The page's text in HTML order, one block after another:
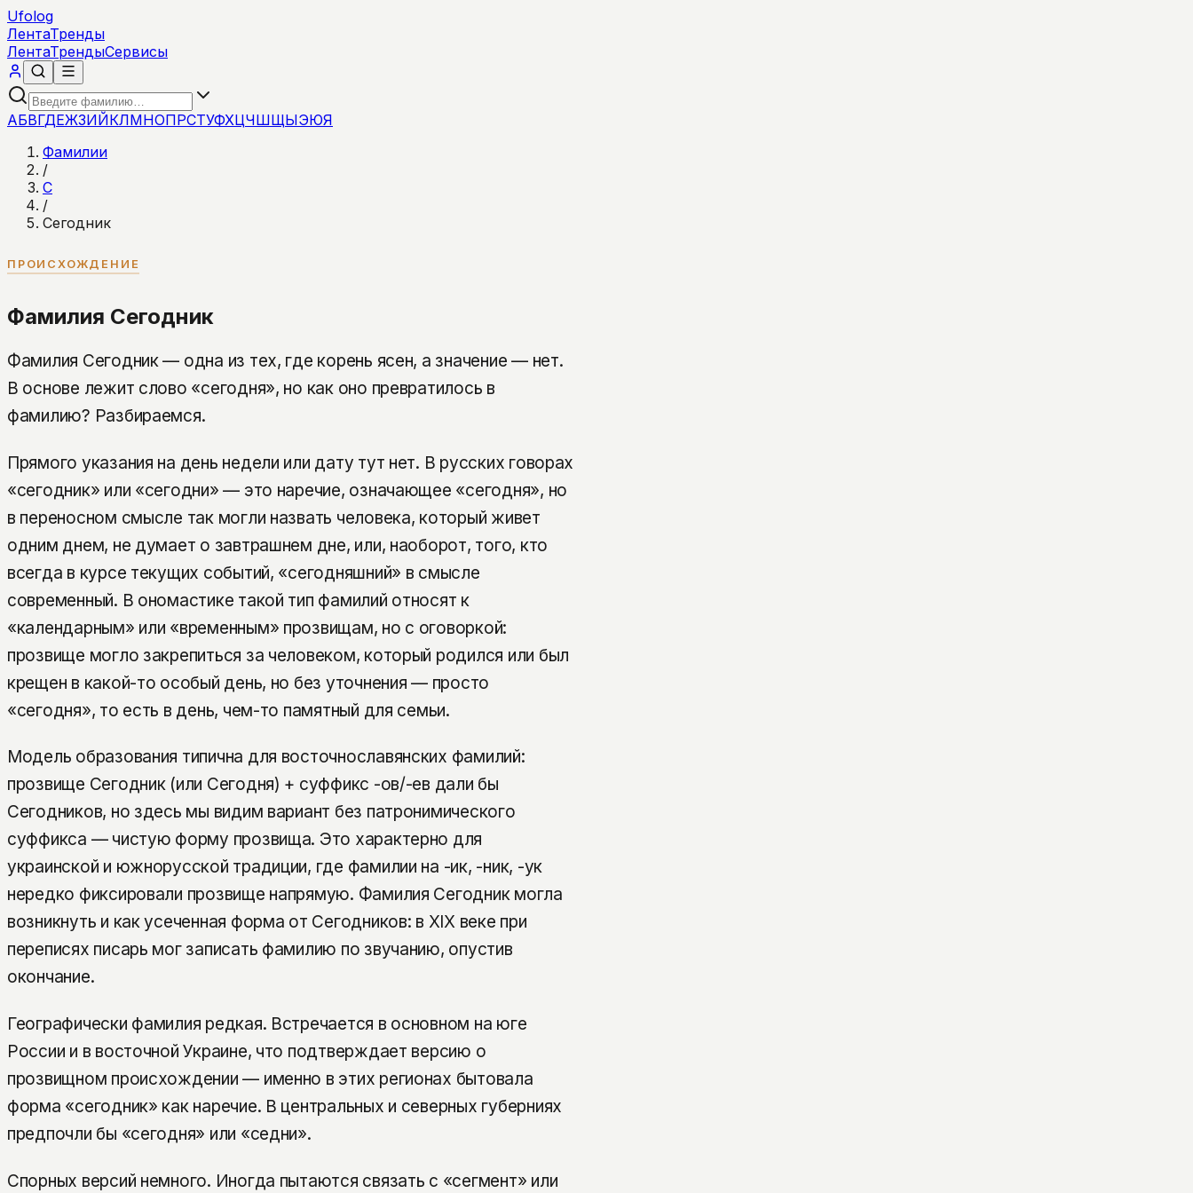
Ufolog
ЛентаТренды
ЛентаТрендыСервисы
АБВГДЕЖЗИЙКЛМНОПРСТУФХЦЧШЩЫЭЮЯ
Фамилии
/
С
/
Сегодник
ПРОИСХОЖДЕНИЕ
Фамилия Сегодник
Фамилия Сегодник — одна из тех, где корень ясен, а значение — нет.
В основе лежит слово «сегодня», но как оно превратилось в
фамилию? Разбираемся.
Прямого указания на день недели или дату тут нет. В русских говорах
«сегодник» или «сегодни» — это наречие, означающее «сегодня», но
в переносном смысле так могли назвать человека, который живет
одним днем, не думает о завтрашнем дне, или, наоборот, того, кто
всегда в курсе текущих событий, «сегодняшний» в смысле
современный. В ономастике такой тип фамилий относят к
«календарным» или «временным» прозвищам, но с оговоркой:
прозвище могло закрепиться за человеком, который родился или был
крещен в какой-то особый день, но без уточнения — просто
«сегодня», то есть в день, чем-то памятный для семьи.
Модель образования типична для восточнославянских фамилий:
прозвище Сегодник (или Сегодня) + суффикс -ов/-ев дали бы
Сегодников, но здесь мы видим вариант без патронимического
суффикса — чистую форму прозвища. Это характерно для
украинской и южнорусской традиции, где фамилии на -ик, -ник, -ук
нередко фиксировали прозвище напрямую. Фамилия Сегодник могла
возникнуть и как усеченная форма от Сегодников: в XIX веке при
переписях писарь мог записать фамилию по звучанию, опустив
окончание.
Географически фамилия редкая. Встречается в основном на юге
России и в восточной Украине, что подтверждает версию о
прозвищном происхождении — именно в этих регионах бытовала
форма «сегодник» как наречие. В центральных и северных губерниях
предпочли бы «сегодня» или «седни».
Спорных версий немного. Иногда пытаются связать с «сегмент» или